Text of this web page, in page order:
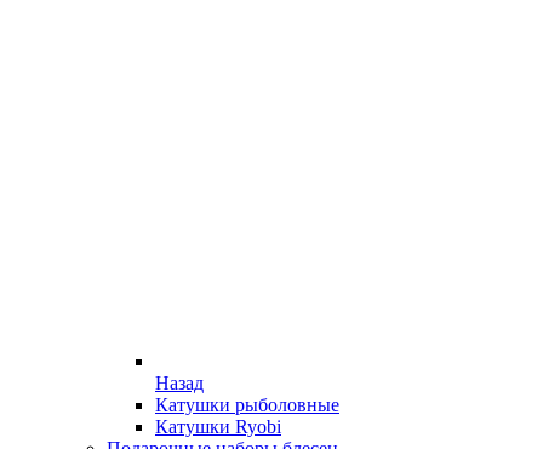
Назад
Катушки рыболовные
Катушки Ryobi